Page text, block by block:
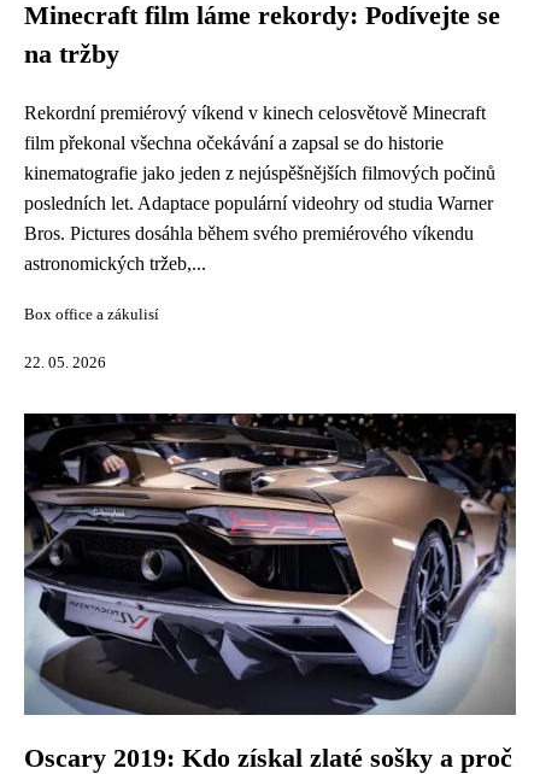
Minecraft film láme rekordy: Podívejte se
na tržby
Rekordní premiérový víkend v kinech celosvětově Minecraft
film překonal všechna očekávání a zapsal se do historie
kinematografie jako jeden z nejúspěšnějších filmových počinů
posledních let. Adaptace populární videohry od studia Warner
Bros. Pictures dosáhla během svého premiérového víkendu
astronomických tržeb,...
Box office a zákulisí
22. 05. 2026
Oscary 2019: Kdo získal zlaté sošky a proč